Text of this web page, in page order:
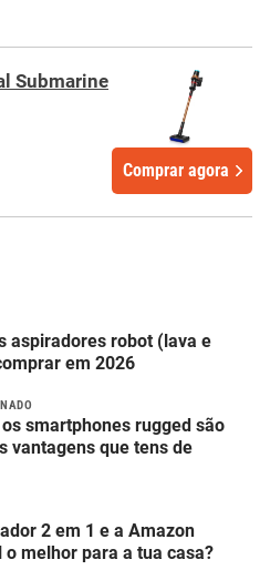
Submarine
Comprar agora
aspiradores robot (lava e
em 2026
smartphones rugged são
vantagens que tens de
2 em 1 e a Amazon
melhor para a tua casa?